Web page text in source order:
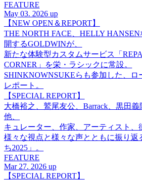
FEATURE
May 03. 2026 up
【NEW OPEN＆REPORT】
THE NORTH FACE、HELLY
開するGOLDWINが、
新たな体験型カスタムサービス「
CORNER」を栄・ラシックに常設。
SHINKNOWNSUKEらも参加した、ロ
レポート。
【SPECIAL REPORT】
大橋裕之、鷲尾友公、Barrack、黒田義
他、
キュレーター、作家、アーティスト、
様々な視点と様々な声とともに振り返
ち2025」。
FEATURE
Mar 27. 2026 up
【SPECIAL REPORT】